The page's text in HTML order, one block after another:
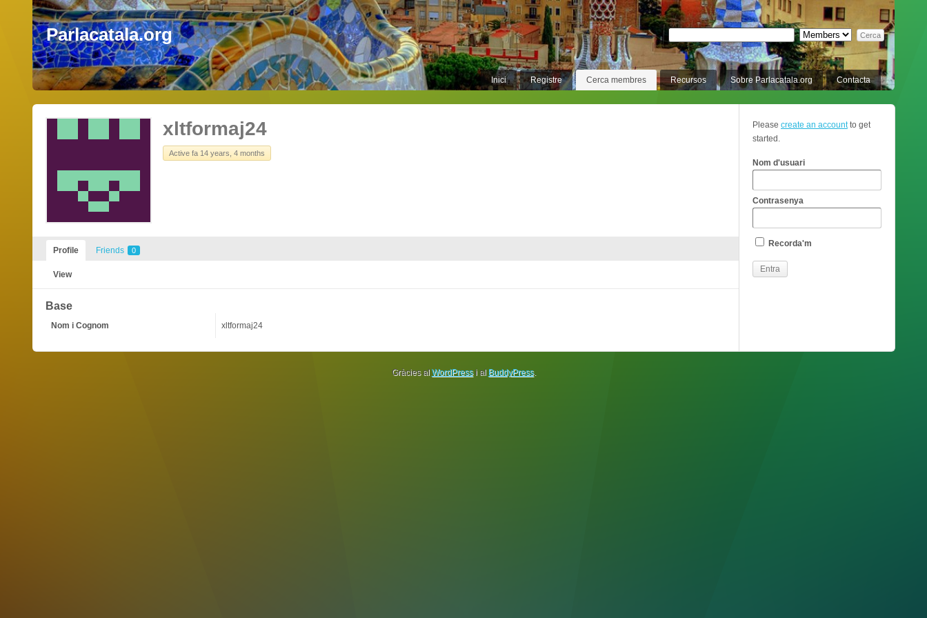
Parlacatala.org
Inici Registre Cerca membres Recursos Sobre Parlacatala.org Contacta
xltformaj24
Active fa 14 years, 4 months
Profile Friends 0
View
Base
Nom i Cognom xltformaj24
Please create an accountto get
started.
Nom d'usuari
Contrasenya
Recorda'm
Gràcies al WordPressi al BuddyPress.